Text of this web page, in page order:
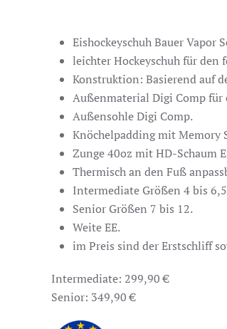
Eishockeyschuh Bauer Vapor
leichter Hockeyschuh für den
Konstruktion: Basierend auf
Außenmaterial Digi Comp
Außensohle Digi Comp.
Knöchelpadding mit Memory
Zunge 40oz mit HD-Schaum
Thermisch an den Fuß
Intermediate Größen 4 bis
Senior Größen 7 bis 12.
Weite EE.
im Preis sind der Erstschliff
Intermediate: 299,90 €
Senior: 349,90 €